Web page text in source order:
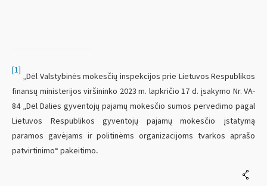
[1]
„Dėl Valstybinės mokesčių inspekcijos prie Lietuvos Respublikos
finansų ministerijos viršininko 2023 m. lapkričio 17 d. įsakymo Nr. VA-
84 „Dėl Dalies gyventojų pajamų mokesčio sumos pervedimo pagal
Lietuvos Respublikos gyventojų pajamų mokesčio įstatymą
paramos gavėjams ir politinėms organizacijoms tvarkos aprašo
patvirtinimo“ pakeitimo.